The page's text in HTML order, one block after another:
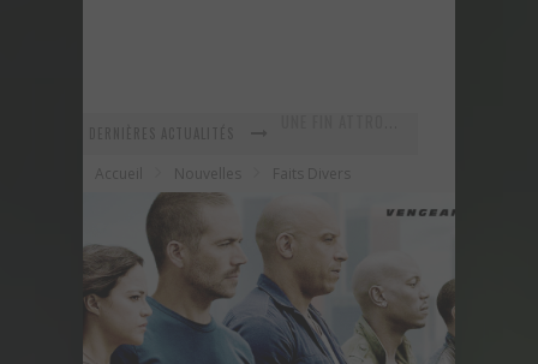
GYMKHANA 8 est maintenant arrivé ! Voyez ce nouveau vidéo!
Voici la nouvelle Nissan GT-R Pure 2018 - Une version abordable?
UNE FIN ATTROCE POUR TROIS DODGE DEMON